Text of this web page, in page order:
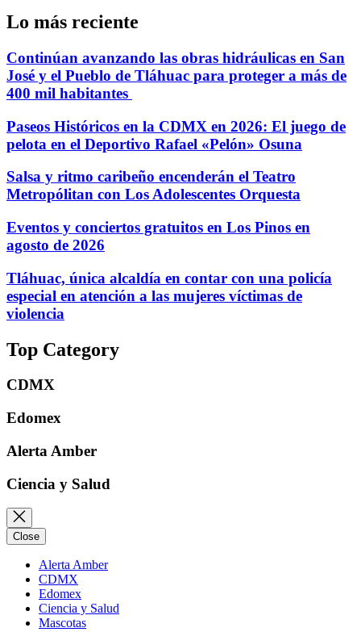
Lo más reciente
Continúan avanzando las obras hidráulicas en San
José y el Pueblo de Tláhuac para proteger a más de
400 mil habitantes
Paseos Históricos en la CDMX en 2026: El juego de
pelota en el Deportivo Rafael «Pelón» Osuna
Salsa y ritmo caribeño encenderán el Teatro
Metropólitan con Los Adolescentes Orquesta
Eventos y conciertos gratuitos en Los Pinos en
agosto de 2026
Tláhuac, única alcaldía en contar con una policía
especial en atención a las mujeres víctimas de
violencia
Top Category
CDMX
Edomex
Alerta Amber
Ciencia y Salud
Close
Alerta Amber
CDMX
Edomex
Ciencia y Salud
Mascotas